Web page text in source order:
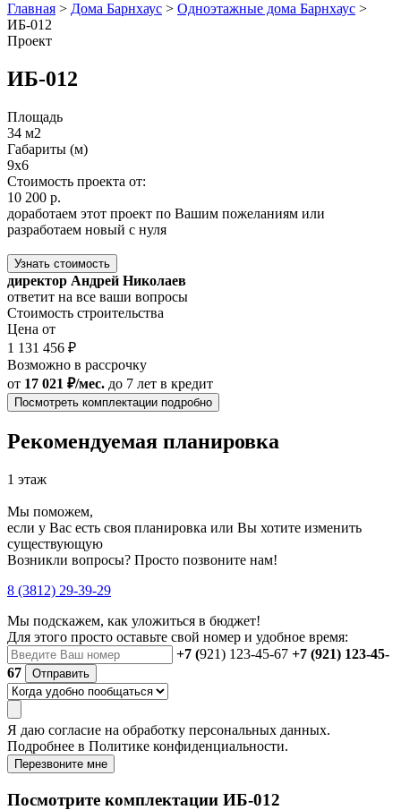
Главная > Дома Барнхаус > Одноэтажные дома Барнхаус >
ИБ-012
Проект
ИБ-012
Площадь
34 м2
Габариты (м)
9x6
Стоимость проекта от:
10 200 р.
доработаем этот проект по Вашим пожеланиям или
разработаем новый с нуля
Узнать стоимость
директор Андрей Николаев
ответит на все ваши вопросы
Стоимость строительства
Цена от
1 131 456 ₽
Возможно в рассрочку
от 17 021 ₽/мес. до 7 лет в кредит
Посмотреть комплектации подробно
Рекомендуемая планировка
1 этаж
Мы поможем,
если у Вас есть своя планировка или Вы хотите изменить
существующую
Возникли вопросы? Просто позвоните нам!
8 (3812) 29-39-29
Мы подскажем, как уложиться в бюджет!
Для этого просто оставьте свой номер и удобное время:
+7 (921) 123-45-67 +7 (921) 123-45-
67
Отправить
Я даю согласие на обработку персональных данных.
Подробнее в Политике конфиденциальности.
Перезвоните мне
Посмотрите комплектации ИБ-012